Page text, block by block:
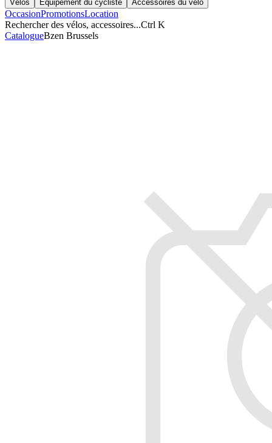
Vélos Équipement du cycliste Accessoires du vélo
OccasionPromotionsLocation
Rechercher des vélos, accessoires...Ctrl K
CatalogueBzen Brussels